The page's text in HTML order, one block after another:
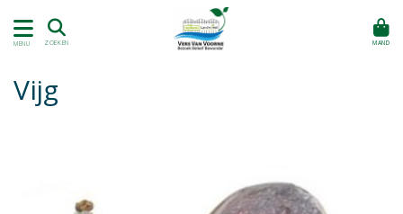
MENU ZOEKEN MAND
Vijg